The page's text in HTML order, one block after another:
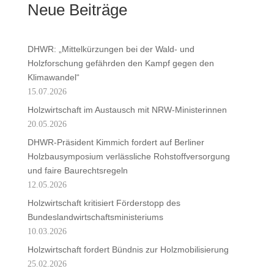
Neue Beiträge
DHWR: „Mittelkürzungen bei der Wald- und
Holzforschung gefährden den Kampf gegen den
Klimawandel“
15.07.2026
Holzwirtschaft im Austausch mit NRW-Ministerinnen
20.05.2026
DHWR-Präsident Kimmich fordert auf Berliner
Holzbausymposium verlässliche Rohstoffversorgung
und faire Baurechtsregeln
12.05.2026
Holzwirtschaft kritisiert Förderstopp des
Bundeslandwirtschaftsministeriums
10.03.2026
Holzwirtschaft fordert Bündnis zur Holzmobilisierung
25.02.2026